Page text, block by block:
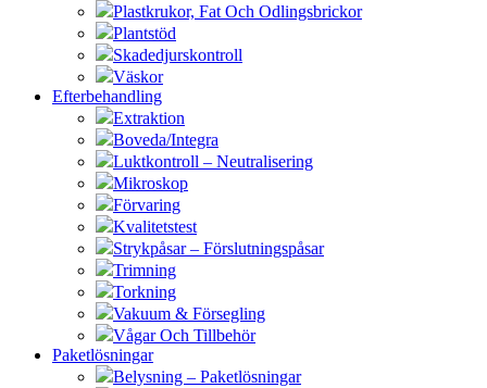
Plastkrukor, Fat Och Odlingsbrickor
Plantstöd
Skadedjurskontroll
Väskor
Efterbehandling
Extraktion
Boveda/Integra
Luktkontroll – Neutralisering
Mikroskop
Förvaring
Kvalitetstest
Strykpåsar – Förslutningspåsar
Trimning
Torkning
Vakuum & Försegling
Vågar Och Tillbehör
Paketlösningar
Belysning – Paketlösningar